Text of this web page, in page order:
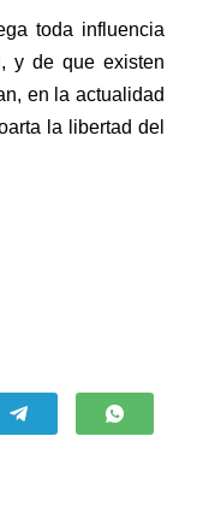
toda influencia
y de que existen
en la actualidad
la libertad del